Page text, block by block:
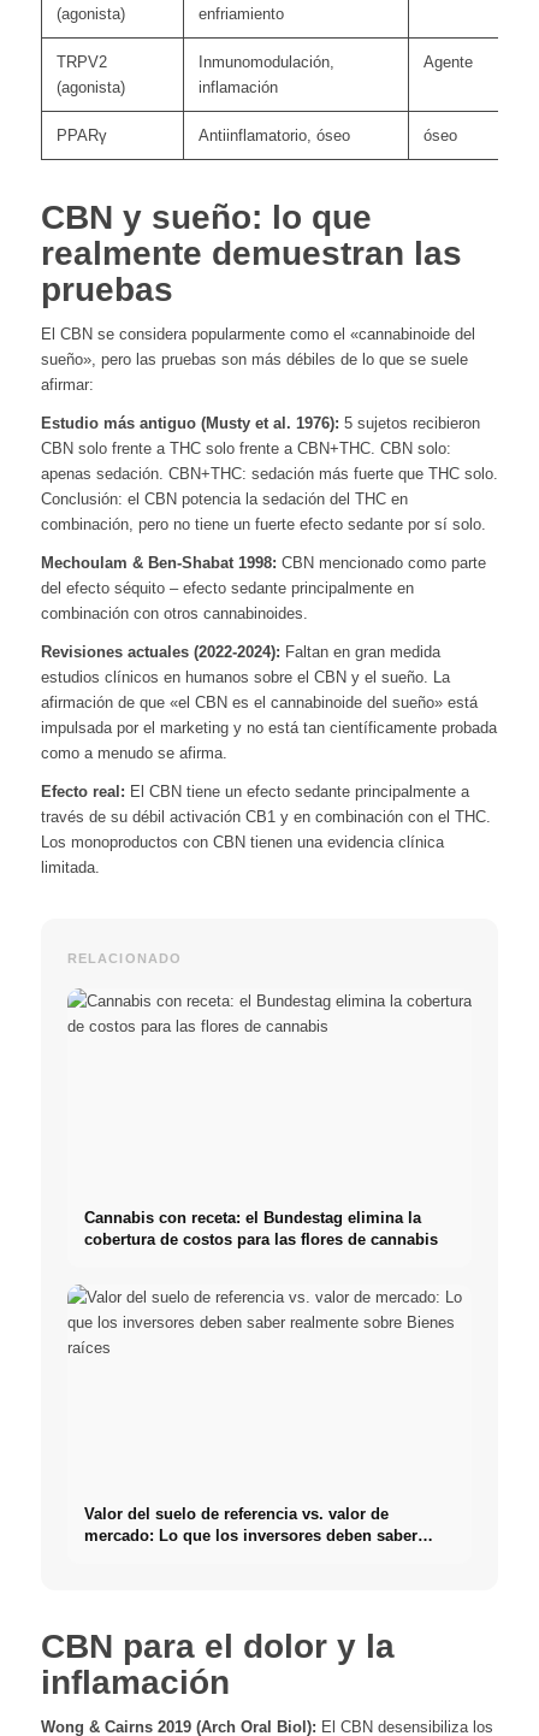
(agonista)
enfriamiento
TRPV2
(agonista)
Inmunomodulación,
inflamación
Agente
PPARγ Antiinflamatorio, óseo óseo
CBN y sueño: lo que
realmente demuestran las
pruebas
El CBN se considera popularmente como el «cannabinoide del
sueño», pero las pruebas son más débiles de lo que se suele
afirmar:
Estudio más antiguo (Musty et al. 1976): 5 sujetos recibieron
CBN solo frente a THC solo frente a CBN+THC. CBN solo:
apenas sedación. CBN+THC: sedación más fuerte que THC solo.
Conclusión: el CBN potencia la sedación del THC en
combinación, pero no tiene un fuerte efecto sedante por sí solo.
Mechoulam & Ben-Shabat 1998: CBN mencionado como parte
del efecto séquito – efecto sedante principalmente en
combinación con otros cannabinoides.
Revisiones actuales (2022-2024): Faltan en gran medida
estudios clínicos en humanos sobre el CBN y el sueño. La
afirmación de que «el CBN es el cannabinoide del sueño» está
impulsada por el marketing y no está tan científicamente probada
como a menudo se afirma.
Efecto real: El CBN tiene un efecto sedante principalmente a
través de su débil activación CB1 y en combinación con el THC.
Los monoproductos con CBN tienen una evidencia clínica
limitada.
RELACIONADO
Cannabis con receta: el Bundestag elimina la
cobertura de costos para las flores de cannabis
Valor del suelo de referencia vs. valor de
mercado: Lo que los inversores deben saber
CBN para el dolor y la
inflamación
Wong & Cairns 2019 (Arch Oral Biol): El CBN desensibiliza los